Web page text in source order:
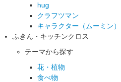
hug
クラフツマン
キャラクター（ムーミン）
ふきん・キッチンクロス
テーマから探す
花・植物
食べ物